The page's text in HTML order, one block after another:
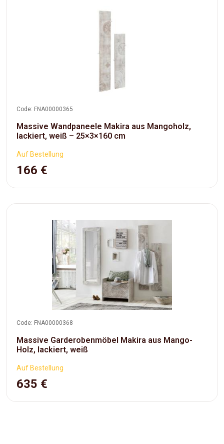
Code: FNA00000365
Massive Wandpaneele Makira aus Mangoholz,
lackiert, weiß – 25×3×160 cm
Auf Bestellung
166 €
Code: FNA00000368
Massive Garderobenmöbel Makira aus Mango-
Holz, lackiert, weiß
Auf Bestellung
635 €